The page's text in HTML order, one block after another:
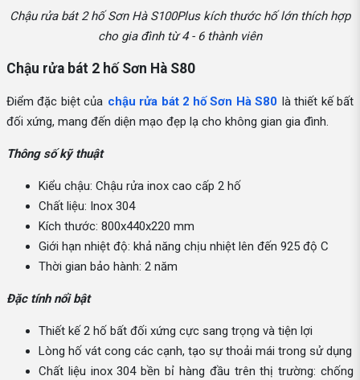
Chậu rửa bát 2 hố Sơn Hà S100Plus kích thước hố lớn thích hợp
cho gia đình từ 4 - 6 thành viên
Chậu rửa bát 2 hố Sơn Hà S80
Điểm đặc biệt của chậu rửa bát 2 hố Sơn Hà S80 là thiết kế bất
đối xứng, mang đến diện mạo đẹp lạ cho không gian gia đình.
Thông số kỹ thuật
Kiểu chậu: Chậu rửa inox cao cấp 2 hố
Chất liệu: Inox 304
Kích thước: 800x440x220 mm
Giới hạn nhiệt độ: khả năng chịu nhiệt lên đến 925 độ C
Thời gian bảo hành: 2 năm
Đặc tính nổi bật
Thiết kế 2 hố bất đối xứng cực sang trọng và tiện lợi
Lòng hố vát cong các cạnh, tạo sự thoải mái trong sử dụng
Chất liệu inox 304 bền bỉ hàng đầu trên thị trường: chống